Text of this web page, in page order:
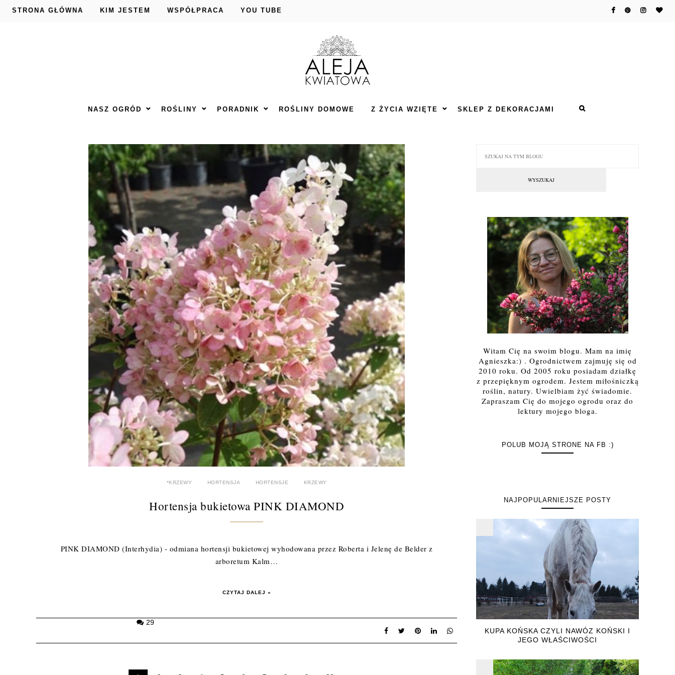
STRONA GŁÓWNA KIM JESTEM WSPÓŁPRACA YOU TUBE
NASZ OGRÓD ROŚLINY PORADNIK ROŚLINY DOMOWE Z ŻYCIA WZIĘTE SKLEP Z DEKORACJAMI
*KRZEWY HORTENSJA HORTENSJE KRZEWY
Hortensja bukietowa PINK DIAMOND
PINK DIAMOND (Interhydia) - odmiana hortensji bukietowej wyhodowana przez Roberta i Jelenę de Belder z
arboretum Kalm…
CZYTAJ DALEJ »
29
Witam Cię na swoim blogu. Mam na imię
Agnieszka:) . Ogrodnictwem zajmuję się od
2010 roku. Od 2005 roku posiadam działkę
z przepięknym ogrodem. Jestem miłośniczką
roślin, natury. Uwielbiam żyć świadomie.
Zapraszam Cię do mojego ogrodu oraz do
lektury mojego bloga.
POLUB MOJĄ STRONE NA FB :)
NAJPOPULARNIEJSZE POSTY
KUPA KOŃSKA CZYLI NAWÓZ KOŃSKI I
JEGO WŁAŚCIWOŚCI